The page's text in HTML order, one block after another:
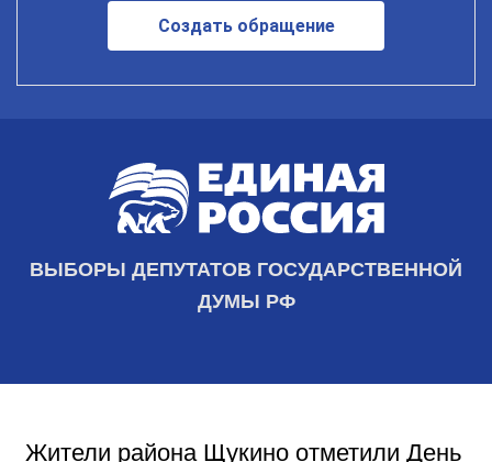
Создать обращение
ВЫБОРЫ ДЕПУТАТОВ ГОСУДАРСТВЕННОЙ
ДУМЫ РФ
Жители района Щукино отметили День